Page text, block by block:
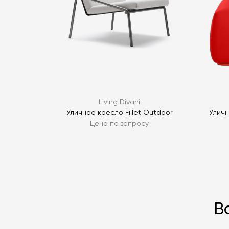
Living Divani
Уличное кресло Fillet Outdoor
Цена по запросу